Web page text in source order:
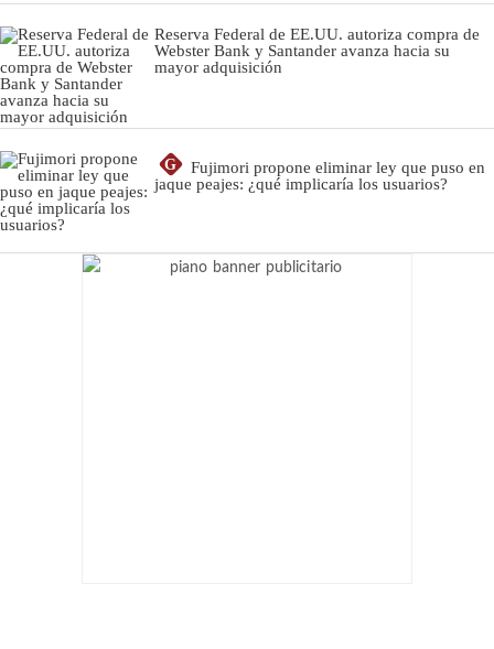
Reserva Federal de EE.UU. autoriza compra de
Webster Bank y Santander avanza hacia su
mayor adquisición
G
Fujimori propone eliminar ley que puso en
jaque peajes: ¿qué implicaría los usuarios?